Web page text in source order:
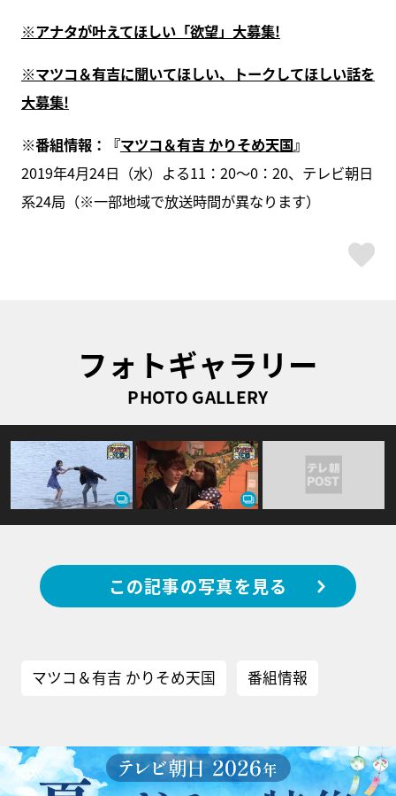
※アナタが叶えてほしい「欲望」大募集!
※マツコ＆有吉に聞いてほしい、トークしてほしい話を
大募集!
※番組情報：『マツコ＆有吉 かりそめ天国』
2019年4月24日（水）よる11：20〜0：20、テレビ朝日
系24局（※一部地域で放送時間が異なります）
フォトギャラリー
PHOTO GALLERY
この記事の写真を見る
マツコ＆有吉 かりそめ天国 番組情報